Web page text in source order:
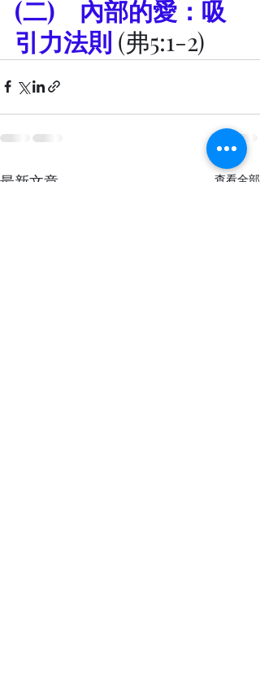
(二) 	內部的愛：吸
引力法則 (弗5:1-2)
最新文章 查看全部